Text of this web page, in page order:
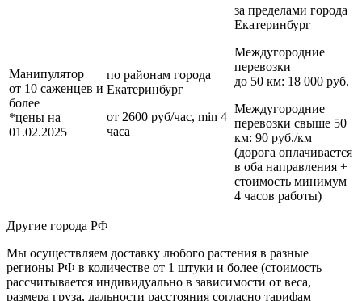
Манипулятор
от 10 саженцев и
более
*цены на
01.02.2025
по районам города
Екатеринбург
от 2600 руб/час, min 4
часа
за пределами города
Екатеринбург
Междугородние
перевозки
до 50 км: 18 000 руб.
Междугородние
перевозки свыше 50
км: 90 руб./км
(дорога оплачивается
в оба направления +
стоимость минимум
4 часов работы)
Другие города РФ
Мы осуществляем доставку любого растения в разные
регионы РФ в количестве от 1 штуки и более (стоимость
рассчитывается индивидуально в зависимости от веса,
размера груза, дальности расстояния согласно тарифам